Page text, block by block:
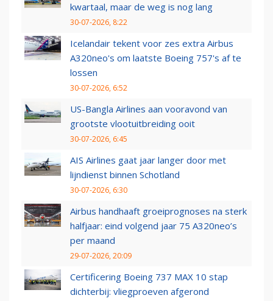
kwartaal, maar de weg is nog lang
30-07-2026, 8:22
Icelandair tekent voor zes extra Airbus
A320neo's om laatste Boeing 757's af te
lossen
30-07-2026, 6:52
US-Bangla Airlines aan vooravond van
grootste vlootuitbreiding ooit
30-07-2026, 6:45
AIS Airlines gaat jaar langer door met
lijndienst binnen Schotland
30-07-2026, 6:30
Airbus handhaaft groeiprognoses na sterk
halfjaar: eind volgend jaar 75 A320neo’s
per maand
29-07-2026, 20:09
Certificering Boeing 737 MAX 10 stap
dichterbij: vliegproeven afgerond